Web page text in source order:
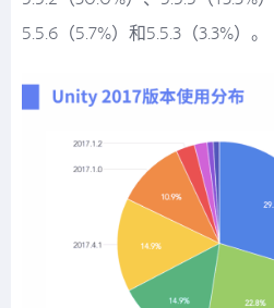
5.5.6（5.7%）和5.5.3（3.3%）。